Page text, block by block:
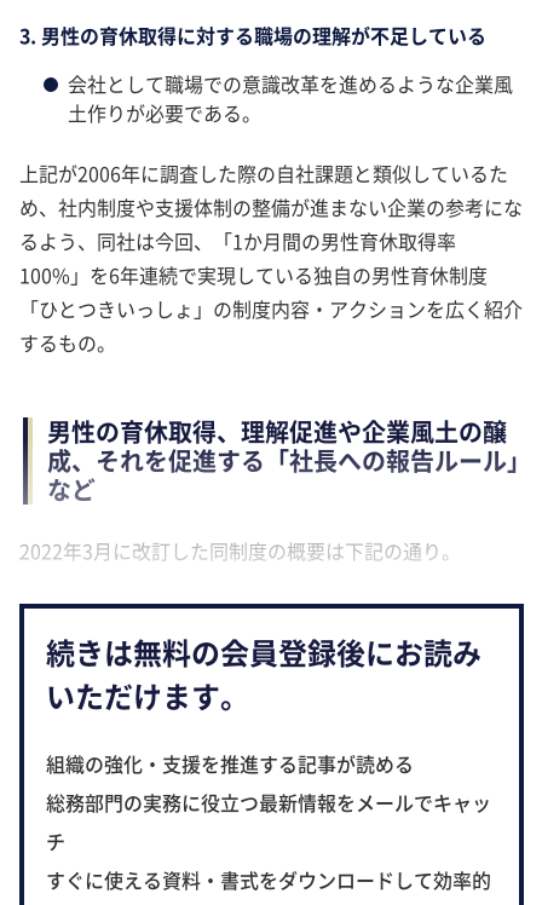
3. 男性の育休取得に対する職場の理解が不足している
会社として職場での意識改革を進めるような企業風
土作りが必要である。
上記が2006年に調査した際の自社課題と類似しているた
め、社内制度や支援体制の整備が進まない企業の参考にな
るよう、同社は今回、「1か月間の男性育休取得率
100%」を6年連続で実現している独自の男性育休制度
「ひとつきいっしょ」の制度内容・アクションを広く紹介
するもの。
男性の育休取得、理解促進や企業風土の醸
成、それを促進する「社長への報告ルール」
など
2022年3月に改訂した同制度の概要は下記の通り。
続きは無料の会員登録後にお読み
いただけます。
組織の強化・支援を推進する記事が読める
総務部門の実務に役立つ最新情報をメールでキャッ
チ
すぐに使える資料・書式をダウンロードして効率的